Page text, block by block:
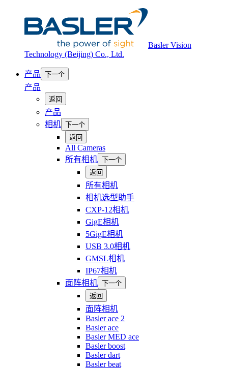
Basler Vision
Technology (Beijing) Co., Ltd.
产品 下一个
产品
返回
产品
相机
下一个
返回
All Cameras
所有相机
下一个
返回
所有相机
相机选型助手
CXP-12相机
GigE相机
5GigE相机
USB 3.0相机
GMSL相机
IP67相机
面阵相机
下一个
返回
面阵相机
Basler ace 2
Basler ace
Basler MED ace
Basler boost
Basler dart
Basler beat